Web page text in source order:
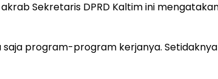
Sekretaris DPRD Kaltim ini
program-program kerjanya.